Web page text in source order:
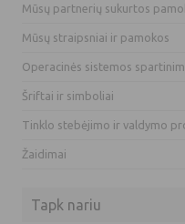
Mūsų partnerių sukurtos
Mūsų straipsniai ir pamokos
Operacinės sistemos
Šriftai ir simboliai
Tinklo stebėjimo ir valdymo
Žaidimai
Tapk nariu